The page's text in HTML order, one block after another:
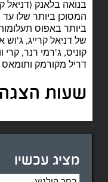
בנואה בלאנק (דניאל
המסוכן ביותר שלו
ביותר באפוס
של דניאל קרייג, ג'וש
קוניס, ג'רמי רנר, קרי
דריל מקורמק ותומאס
שעות הצגה
מציג עכשיו